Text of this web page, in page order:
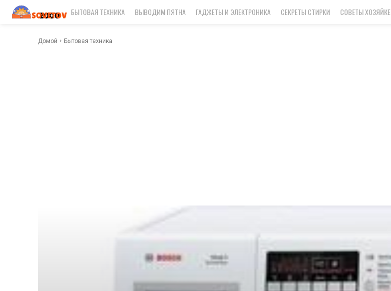
БЫТОВАЯ ТЕХНИКА ВЫВОДИМ ПЯТНА ГАДЖЕТЫ И ЭЛЕКТРОНИКА СЕКРЕТЫ СТИРКИ СОВЕТЫ ХОЗЯЙКЕ
Домой Бытовая техника